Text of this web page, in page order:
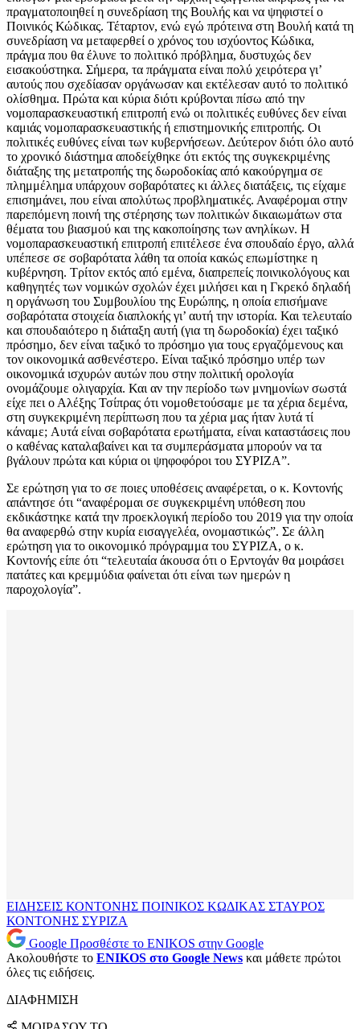
πραγματοποιηθεί η συνεδρίαση της Βουλής και να ψηφιστεί ο
Ποινικός Κώδικας. Τέταρτον, ενώ εγώ πρότεινα στη Βουλή κατά τη
συνεδρίαση να μεταφερθεί ο χρόνος του ισχύοντος Κώδικα,
πράγμα που θα έλυνε το πολιτικό πρόβλημα, δυστυχώς δεν
εισακούστηκα. Σήμερα, τα πράγματα είναι πολύ χειρότερα γι’
αυτούς που σχεδίασαν οργάνωσαν και εκτέλεσαν αυτό το πολιτικό
ολίσθημα. Πρώτα και κύρια διότι κρύβονται πίσω από την
νομοπαρασκευαστική επιτροπή ενώ οι πολιτικές ευθύνες δεν είναι
καμιάς νομοπαρασκευαστικής ή επιστημονικής επιτροπής. Οι
πολιτικές ευθύνες είναι των κυβερνήσεων. Δεύτερον διότι όλο αυτό
το χρονικό διάστημα αποδείχθηκε ότι εκτός της συγκεκριμένης
διάταξης της μετατροπής της δωροδοκίας από κακούργημα σε
πλημμέλημα υπάρχουν σοβαρότατες κι άλλες διατάξεις, τις είχαμε
επισημάνει, που είναι απολύτως προβληματικές. Αναφέρομαι στην
παρεπόμενη ποινή της στέρησης των πολιτικών δικαιωμάτων στα
θέματα του βιασμού και της κακοποίησης των ανηλίκων. Η
νομοπαρασκευαστική επιτροπή επιτέλεσε ένα σπουδαίο έργο, αλλά
υπέπεσε σε σοβαρότατα λάθη τα οποία κακώς επωμίστηκε η
κυβέρνηση. Τρίτον εκτός από εμένα, διαπρεπείς ποινικολόγους και
καθηγητές των νομικών σχολών έχει μιλήσει και η Γκρεκό δηλαδή
η οργάνωση του Συμβουλίου της Ευρώπης, η οποία επισήμανε
σοβαρότατα στοιχεία διαπλοκής γι’ αυτή την ιστορία. Και τελευταίο
και σπουδαιότερο η διάταξη αυτή (για τη δωροδοκία) έχει ταξικό
πρόσημο, δεν είναι ταξικό το πρόσημο για τους εργαζόμενους και
τον οικονομικά ασθενέστερο. Είναι ταξικό πρόσημο υπέρ των
οικονομικά ισχυρών αυτών που στην πολιτική ορολογία
ονομάζουμε ολιγαρχία. Και αν την περίοδο των μνημονίων σωστά
είχε πει ο Αλέξης Τσίπρας ότι νομοθετούσαμε με τα χέρια δεμένα,
στη συγκεκριμένη περίπτωση που τα χέρια μας ήταν λυτά τί
κάναμε; Aυτά είναι σοβαρότατα ερωτήματα, είναι καταστάσεις που
ο καθένας καταλαβαίνει και τα συμπεράσματα μπορούν να τα
βγάλουν πρώτα και κύρια οι ψηφοφόροι του ΣΥΡΙΖΑ”.
Σε ερώτηση για το σε ποιες υποθέσεις αναφέρεται, ο κ. Κοντονής
απάντησε ότι “αναφέρομαι σε συγκεκριμένη υπόθεση που
εκδικάστηκε κατά την προεκλογική περίοδο του 2019 για την οποία
θα αναφερθώ στην κυρία εισαγγελέα, ονομαστικώς”. Σε άλλη
ερώτηση για το οικονομικό πρόγραμμα του ΣΥΡΙΖΑ, ο κ.
Κοντονής είπε ότι “τελευταία άκουσα ότι ο Ερντογάν θα μοιράσει
πατάτες και κρεμμύδια φαίνεται ότι είναι των ημερών η
παροχολογία”.
ΕΙΔΗΣΕΙΣ ΚΟΝΤΟΝΗΣ ΠΟΙΝΙΚΟΣ ΚΩΔΙΚΑΣ ΣΤΑΥΡΟΣ
ΚΟΝΤΟΝΗΣ ΣΥΡΙΖΑ
Google Προσθέστε το ENIKOS στην Google
Ακολουθήστε το ENIKOS στο Google News και μάθετε πρώτοι
όλες τις ειδήσεις.
ΔΙΑΦΗΜΙΣΗ